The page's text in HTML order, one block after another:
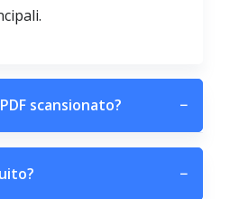
scansionato? −
−